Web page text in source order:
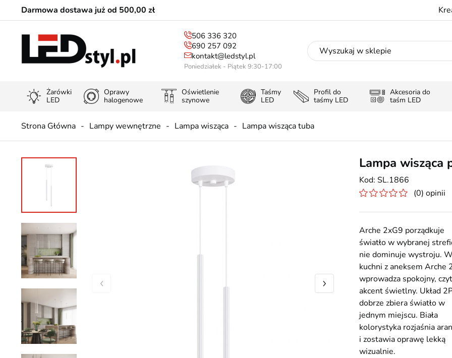
Darmowa dostawa już od 500,00 zł
506 336 320
690 257 092
kontakt@ledstyl.pl
Poniedziałek - Piątek 9:30-17:00
Żarówki
LED
Oprawy
halogenowe
Oświetlenie
szynowe
Taśmy
LED
Profil do
taśmy LED
Akcesoria do
taśm LED
Strona Główna Lampy wewnętrzne Lampa wisząca Lampa wisząca tuba
Lampa wisząca
SL.1866
(0) opinii
Arche 2xG9 porządkuje
światło w wybranej
nie dominuje wystroju. W
kuchni z aneksem Arche
wprowadza spokojny,
akcent świetlny. Układ
dobrze zbiera światło w
jednym miejscu. Biała
kolorystyka rozjaśnia
i zostawia oprawę lekką
wizualnie.